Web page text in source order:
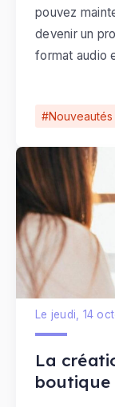
pouvez
devenir un
format audio
La
boutique
Le jeudi, 14